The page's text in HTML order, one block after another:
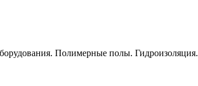
Полимерные полы. Гидроизоляция.